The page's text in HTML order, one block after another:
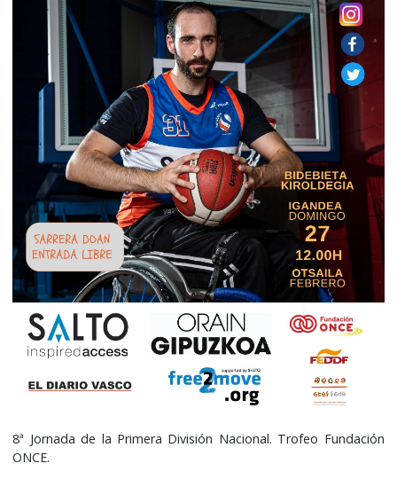
8ª Jornada de la Primera División Nacional. Trofeo Fundación
ONCE.